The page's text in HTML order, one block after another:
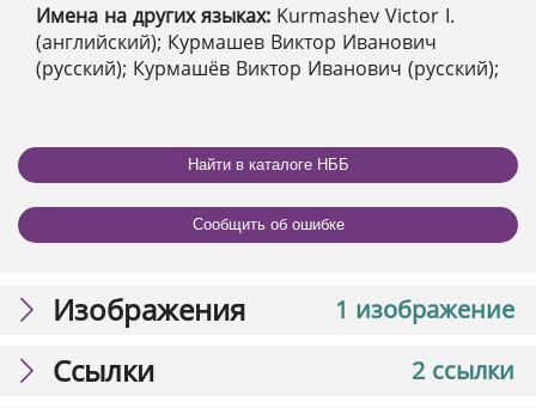
Имена на других языках: Kurmashev Victor I.
(английский); Курмашев Виктор Иванович
(русский); Курмашёв Виктор Иванович (русский);
Найти в каталоге НББ
Сообщить об ошибке
1 изображение
Изображения
2 ссылки
Ссылки